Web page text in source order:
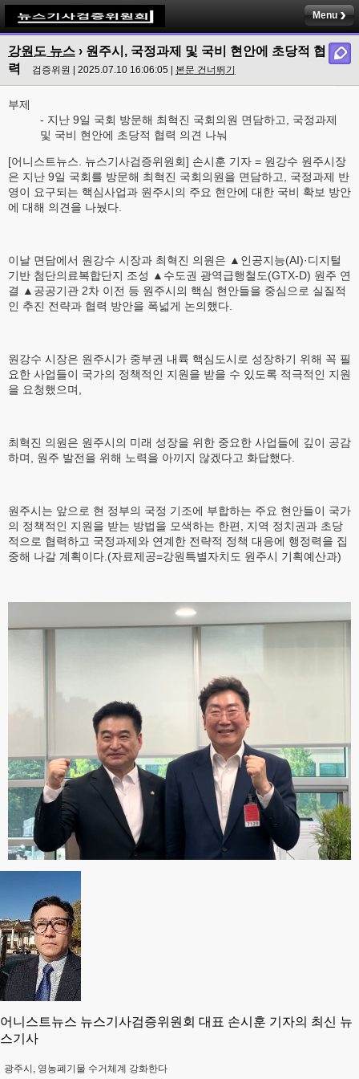
Menu
강원도 뉴스 › 원주시, 국정과제 및 국비 현안에 초당적 협
력
검증위원 | 2025.07.10 16:06:05 | 본문 건너뛰기
부제
- 지난 9일 국회 방문해 최혁진 국회의원 면담하고, 국정과제
및 국비 현안에 초당적 협력 의견 나눠
[어니스트뉴스. 뉴스기사검증위원회] 손시훈 기자 = 원강수 원주시장
은 지난 9일 국회를 방문해 최혁진 국회의원을 면담하고, 국정과제 반
영이 요구되는 핵심사업과 원주시의 주요 현안에 대한 국비 확보 방안
에 대해 의견을 나눴다.
이날 면담에서 원강수 시장과 최혁진 의원은 ▲인공지능(AI)·디지털
기반 첨단의료복합단지 조성 ▲수도권 광역급행철도(GTX-D) 원주 연
결 ▲공공기관 2차 이전 등 원주시의 핵심 현안들을 중심으로 실질적
인 추진 전략과 협력 방안을 폭넓게 논의했다.
원강수 시장은 원주시가 중부권 내륙 핵심도시로 성장하기 위해 꼭 필
요한 사업들이 국가의 정책적인 지원을 받을 수 있도록 적극적인 지원
을 요청했으며,
최혁진 의원은 원주시의 미래 성장을 위한 중요한 사업들에 깊이 공감
하며, 원주 발전을 위해 노력을 아끼지 않겠다고 화답했다.
원주시는 앞으로 현 정부의 국정 기조에 부합하는 주요 현안들이 국가
의 정책적인 지원을 받는 방법을 모색하는 한편, 지역 정치권과 초당
적으로 협력하고 국정과제와 연계한 전략적 정책 대응에 행정력을 집
중해 나갈 계획이다.(자료제공=강원특별자치도 원주시 기획예산과)
어니스트뉴스 뉴스기사검증위원회 대표 손시훈 기자의 최신 뉴
스기사
광주시, 영농폐기물 수거체계 강화한다